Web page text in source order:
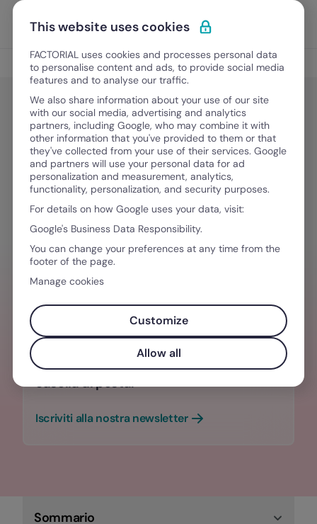
Vai al contenuto
Scopri Factorial
The Rocket
Digitalizzazione HR
Faaaaaaac: la campagna di
Factorial che punta il dito contro la
burocrazia aziendale
28 Febbraio, 2025·2 minuti di lettura
HAI BISOGNO D´AIUTO PER GESTIRE I TEAM
Contenuti e approfondimenti sul mondo
del lavoro che fanno la differenza, due
volte al mese, direttamente nella tua
casella di posta.
Iscriviti alla nostra newsletter
Sommario
This website uses cookies
FACTORIAL uses cookies and processes personal data
to personalise content and ads, to provide social media
features and to analyse our traffic.
We also share information about your use of our site
with our social media, advertising and analytics
partners, including Google, who may combine it with
other information that you've provided to them or that
they've collected from your use of their services. Google
and partners will use your personal data for ad
personalization and measurement, analytics,
functionality, personalization, and security purposes.
For details on how Google uses your data, visit:
Google's Business Data Responsibility.
You can change your preferences at any time from the
footer of the page.
Manage cookies
Customize
Allow all